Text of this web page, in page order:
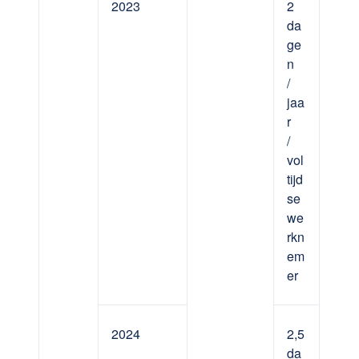
2023
2
da
ge
n
/
jaa
r
/
vol
tijd
se
we
rkn
em
er
2024
2,5
da